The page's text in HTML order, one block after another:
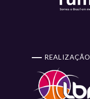
REALIZAÇÃO